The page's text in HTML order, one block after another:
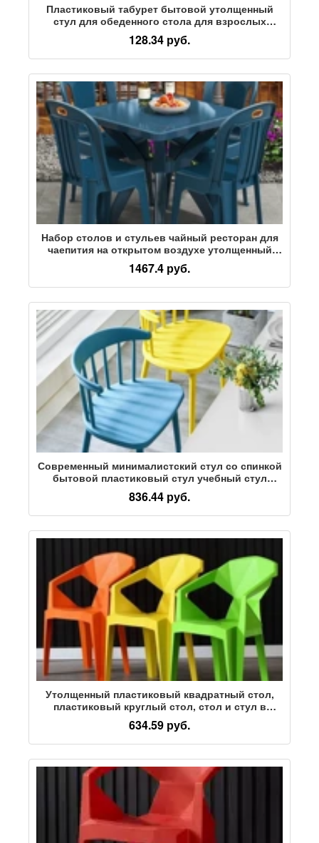
Пластиковый табурет бытовой утолщенный
стул для обеденного стола для взрослых
квадратный табурет круглый табурет скамейка
пластиковый очень толстый табурет оптом
высокий табурет
128.34 руб.
Набор столов и стульев чайный ресторан для
чаепития на открытом воздухе утолщенный
пластик во внутреннем дворе, приготовленный
из нескользящей резины, современный стул
для ночного рынка на открытом воздухе
1467.4 руб.
Современный минималистский стул со спинкой
бытовой пластиковый стул учебный стул
тренировочный стул креативный обеденный
стул со спинкой
836.44 руб.
Утолщенный пластиковый квадратный стол,
пластиковый круглый стол, стол и стул в
продуктовом киоске, стол для отдыха, пляжный
обеденный стол на открытом воздухе, стул со
спинкой
634.59 руб.